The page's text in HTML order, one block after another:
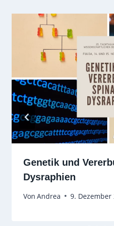
Genetik und
Dysraphien
Von Andrea 9. Dezember